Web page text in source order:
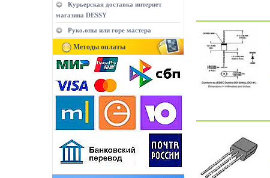
Курьерская доставка интернет
магазина DESSY
Руко.опы или горе мастера
Методы оплаты